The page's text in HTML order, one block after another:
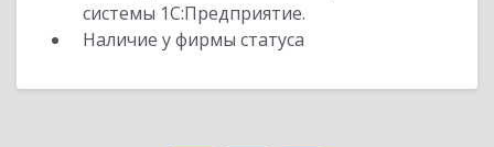
системы 1С:Предприятие.
Наличие у фирмы статуса